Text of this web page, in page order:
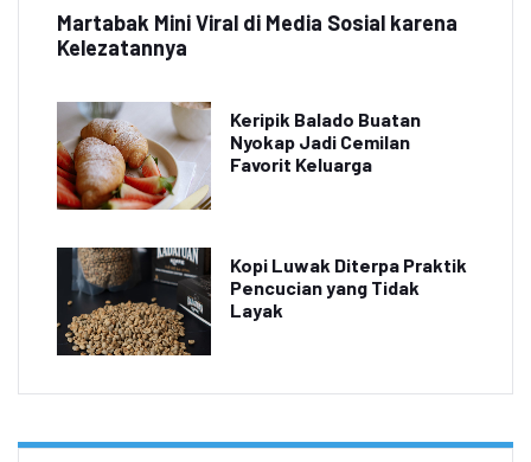
Martabak Mini Viral di Media Sosial karena
Kelezatannya
Keripik Balado Buatan
Nyokap Jadi Cemilan
Favorit Keluarga
Kopi Luwak Diterpa Praktik
Pencucian yang Tidak
Layak